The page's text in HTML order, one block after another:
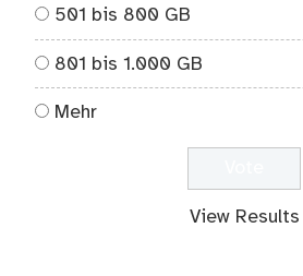
501 bis 800 GB
801 bis 1.000 GB
Mehr
View Results